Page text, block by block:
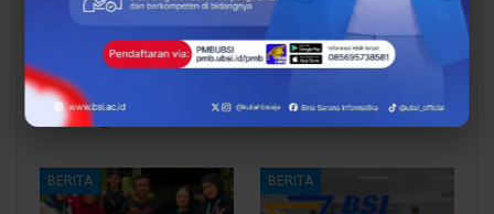
Digital
All
You Might Also Like
BERITA BERITA